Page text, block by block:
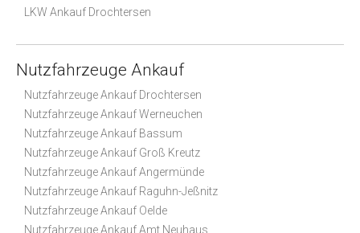
LKW Ankauf Drochtersen
Nutzfahrzeuge Ankauf
Nutzfahrzeuge Ankauf Drochtersen
Nutzfahrzeuge Ankauf Werneuchen
Nutzfahrzeuge Ankauf Bassum
Nutzfahrzeuge Ankauf Groß Kreutz
Nutzfahrzeuge Ankauf Angermünde
Nutzfahrzeuge Ankauf Raguhn-Jeßnitz
Nutzfahrzeuge Ankauf Oelde
Nutzfahrzeuge Ankauf Amt Neuhaus